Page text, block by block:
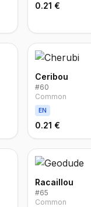
0.21 €
Ceribou
#60
Common
EN
0.21 €
Racaillou
#65
Common